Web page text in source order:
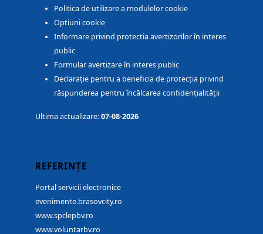
Politica de utilizare a modulelor cookie
Optiuni cookie
Informare privind protectia avertizorilor în interes
public
Formular avertizare în interes public
Declarație pentru a beneficia de protecția privind
răspunderea pentru încălcarea confidențialității
Ultima actualizare:07-08-2026
REFERINȚE
Portal servicii electronice
evenimente.brasovcity.ro
www.spclepbv.ro
www.voluntarbv.ro